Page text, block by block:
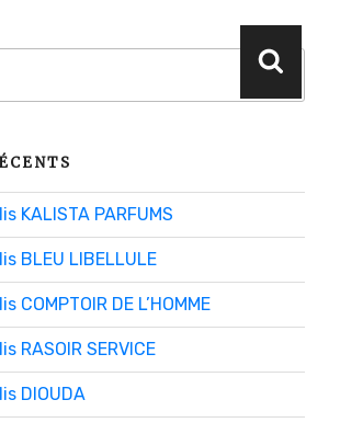
KALISTA PARFUMS
BLEU LIBELLULE
COMPTOIR DE L’HOMME
RASOIR SERVICE
DIOUDA